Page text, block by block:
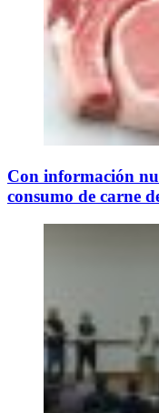
Con información
consumo de carne